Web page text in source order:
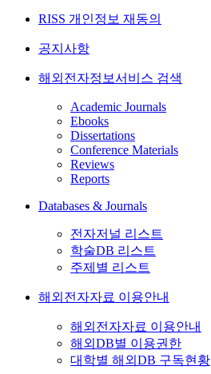
RISS 개인정보 재동의
공지사항
해외전자정보서비스 검색
Academic Journals
Ebooks
Dissertations
Conference Materials
Reviews
Reports
Databases & Journals
전자저널 리스트
학술DB 리스트
주제별 리스트
해외전자자료 이용안내
해외전자자료 이용안내
해외DB별 이용권한
대학별 해외DB 구독현황